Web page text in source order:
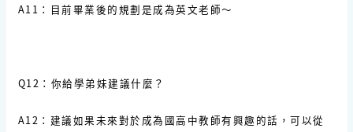
A11：目前畢業後的規劃是成為英文老師～
Q12：你給學弟妹建議什麼？
A12：建議如果未來對於成為國高中教師有興趣的話，可以從